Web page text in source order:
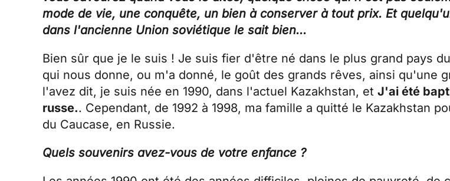
mode de vie, une conquête, un bien à conserver à tout prix. Et
dans l'ancienne Union soviétique le sait bien...
Bien sûr que je le suis ! Je suis fier d'être né dans le plus grand pays
qui nous donne, ou m'a donné, le goût des grands rêves, ainsi qu'une
l'avez dit, je suis née en 1990, dans l'actuel Kazakhstan, et J'ai été
russe.. Cependant, de 1992 à 1998, ma famille a quitté le Kazakhstan
du Caucase, en Russie.
Quels souvenirs avez-vous de votre enfance ?